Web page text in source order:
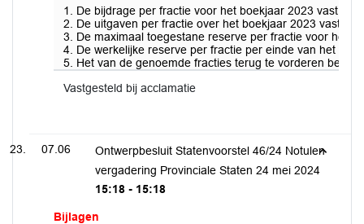
1. De bijdrage per fractie voor het boekjaar 2023 vast te
2. De uitgaven per fractie over het boekjaar 2023 vast te
3. De maximaal toegestane reserve per fractie voor het
4. De werkelijke reserve per fractie per einde van het
5. Het van de genoemde fracties terug te vorderen
Vastgesteld bij acclamatie
07.06
Ontwerpbesluit Statenvoorstel 46/24 Notulen
vergadering Provinciale Staten 24 mei 2024
15:18 - 15:18
Bijlagen